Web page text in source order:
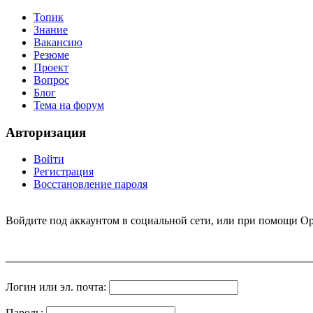
Топик
Знание
Вакансию
Резюме
Проект
Вопрос
Блог
Тема на форум
Авторизация
Войти
Регистрация
Восстановление пароля
Войдите под аккаунтом в социальной сети, или при помощи
Логин или эл. почта: